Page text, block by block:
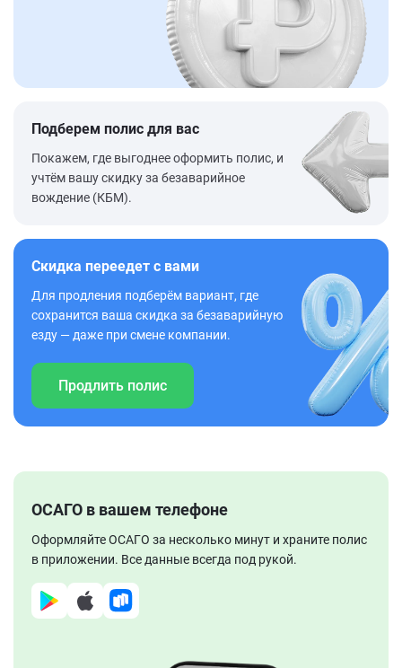
Подберем полис для вас
Покажем, где выгоднее оформить полис, и
учтём вашу скидку за безаварийное
вождение (КБМ).
Скидка переедет с вами
Для продления подберём вариант, где
сохранится ваша скидка за безаварийную
езду — даже при смене компании.
Продлить полис
ОСАГО в вашем телефоне
Оформляйте ОСАГО за несколько минут и храните полис
в приложении. Все данные всегда под рукой.